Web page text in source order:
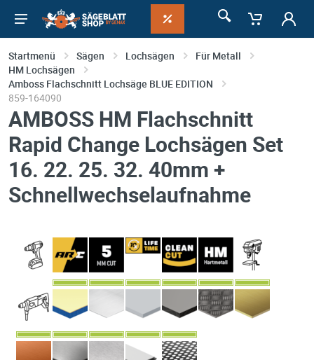
Startmenü Sägen Lochsägen
Für Metall
HM Lochsägen
Amboss Flachschnitt Lochsäge BLUE EDITION
859-164090
AMBOSS HM Flachschnitt
Rapid Change Lochsägen Set
16. 22. 25. 32. 40mm +
Schnellwechselaufnahme